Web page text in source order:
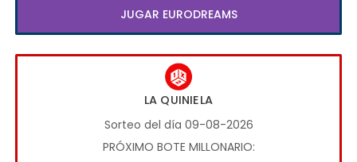
JUGAR EURODREAMS
LA QUINIELA
Sorteo del día 09-08-2026
PRÓXIMO BOTE MILLONARIO: